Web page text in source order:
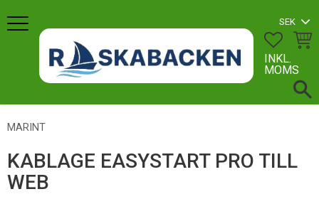
Meny
INKL.
MOMS
MARINT
KABLAGE EASYSTART PRO TILL
WEB